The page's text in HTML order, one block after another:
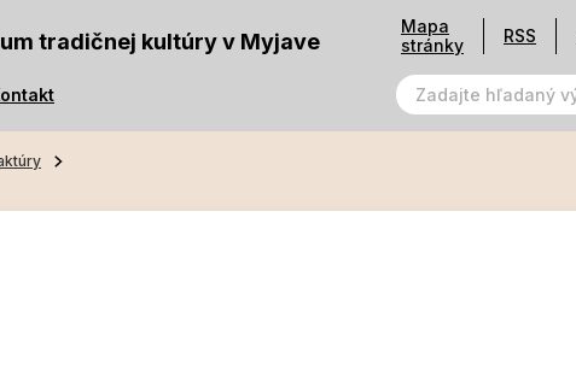
tradičnej kultúry v Myjave
Mapa
stránky
RSS